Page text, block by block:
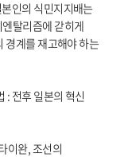
인의 식민지지배는
엔탈리즘에 갇히게
경계를 재고해야 하는
: 전후 일본의 혁신
이완, 조선의